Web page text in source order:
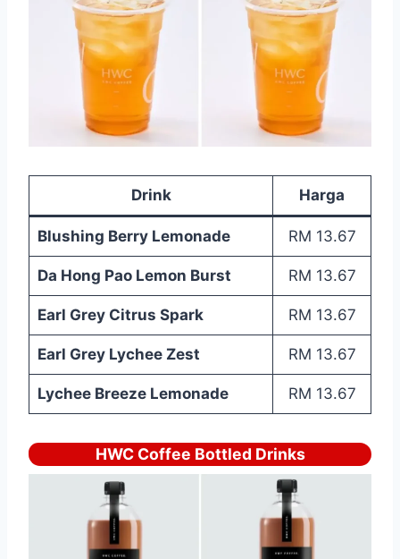
Drink Harga
Blushing Berry Lemonade RM 13.67
Da Hong Pao Lemon Burst RM 13.67
Earl Grey Citrus Spark RM 13.67
Earl Grey Lychee Zest RM 13.67
Lychee Breeze Lemonade RM 13.67
HWC Coffee Bottled Drinks